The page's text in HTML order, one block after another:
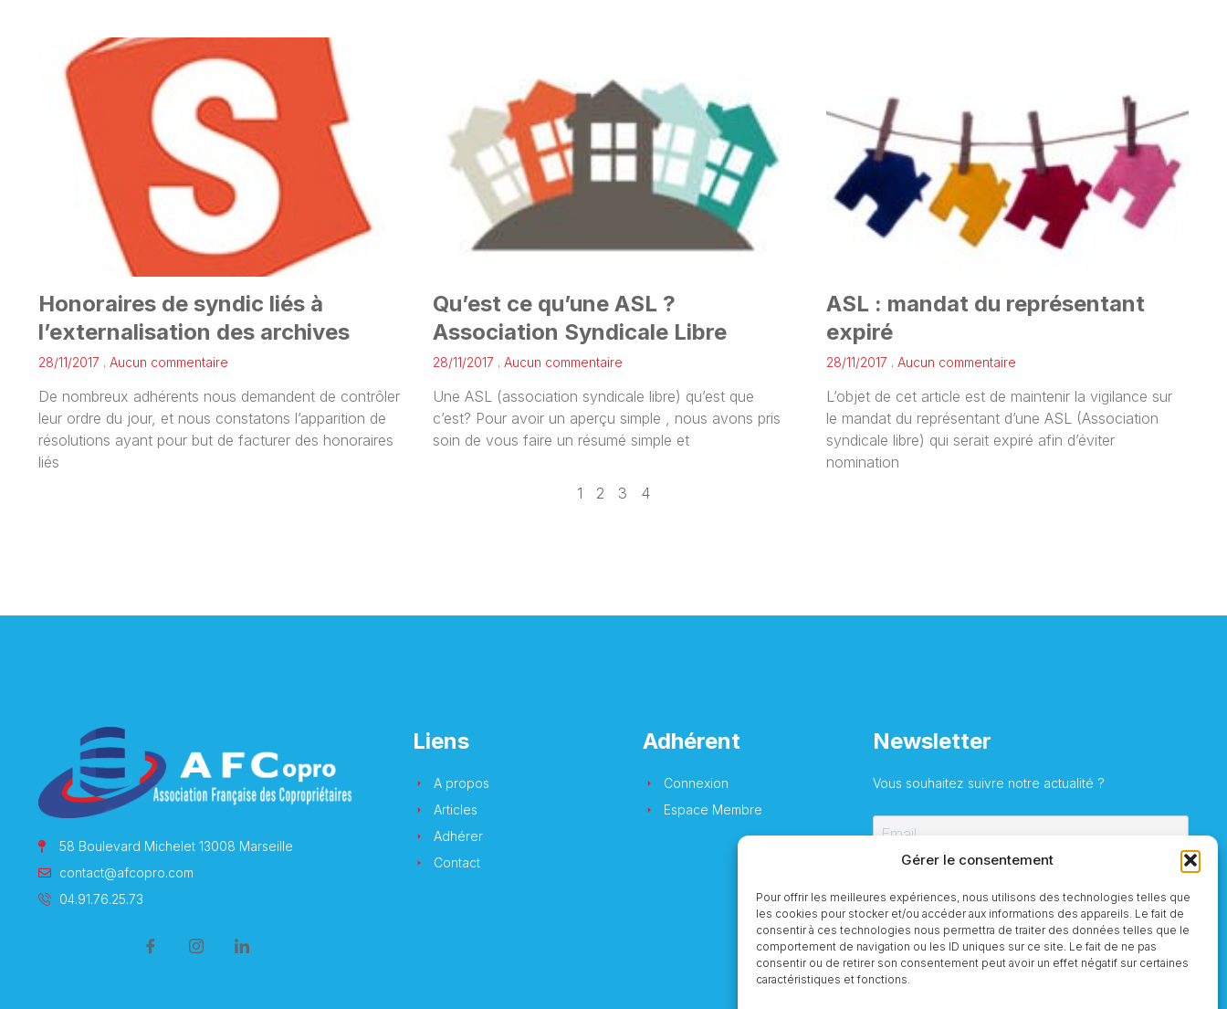
Gérer le consentement
Pour offrir les meilleures expériences, nous utilisons des technologies telles que
les cookies pour stocker et/ou accéder aux informations des appareils. Le fait de
consentir à ces technologies nous permettra de traiter des données telles que le
comportement de navigation ou les ID uniques sur ce site. Le fait de ne pas
consentir ou de retirer son consentement peut avoir un effet négatif sur certaines
caractéristiques et fonctions.
Honoraires de syndic liés à
l’externalisation des archives
28/11/2017 Aucun commentaire
De nombreux adhérents nous demandent de contrôler
leur ordre du jour, et nous constatons l’apparition de
résolutions ayant pour but de facturer des honoraires
liés
Qu’est ce qu’une ASL ?
Association Syndicale Libre
28/11/2017 Aucun commentaire
Une ASL (association syndicale libre) qu’est que
c’est? Pour avoir un aperçu simple , nous avons pris
soin de vous faire un résumé simple et
ASL : mandat du représentant
expiré
28/11/2017 Aucun commentaire
L’objet de cet article est de maintenir la vigilance sur
le mandat du représentant d’une ASL (Association
syndicale libre) qui serait expiré afin d’éviter
nomination
1
2 3 4
58 Boulevard Michelet 13008 Marseille
contact@afcopro.com
04.91.76.25.73
Liens
A propos
Articles
Adhérer
Contact
Adhérent
Connexion
Espace Membre
Newsletter
Vous souhaitez suivre notre actualité ?